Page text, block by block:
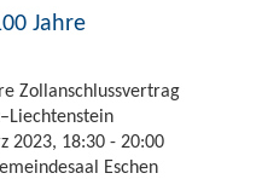
Jahre
Zollanschlussvertrag
2023, 18:30 - 20:00
Eschen